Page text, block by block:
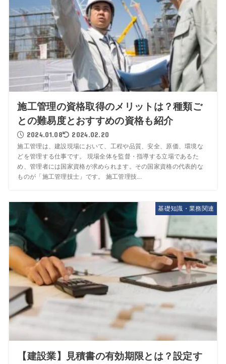
施工管理の資格取得のメリットは？種類ご
との難易度とおすすめの資格も紹介
2024.01.08 2024.02.20
施工管理は、建設現場において、工程や品質、安全、原価、環境な
どを管理する仕事です。 現場全体を監督・指導する立場であるた
め、管理者には国家資格が求められます。その国家資格の代表的な
ものが「施工管理技士」です。 施工管理技...
基礎知識・業務関連
【建設業】見積書の有効期限とは？設定す